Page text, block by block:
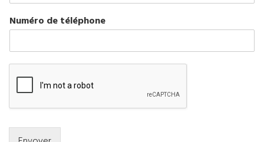
Numéro de téléphone